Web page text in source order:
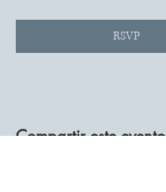
RSVP
Compartir este evento